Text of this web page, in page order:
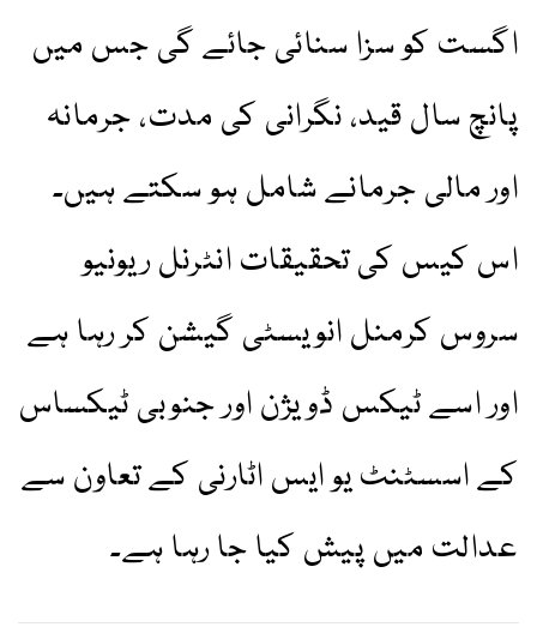
اگست کو سزا سنائی جائے گی جس میں
پانچ سال قید، نگرانی کی مدت، جرمانہ
اور مالی جرمانے شامل ہو سکتے ہیں۔
اس کیس کی تحقیقات انٹرنل ریونیو
سروس کرمنل انویسٹی گیشن کر رہا ہے
اور اسے ٹیکس ڈویژن اور جنوبی ٹیکساس
کے اسسٹنٹ یو ایس اٹارنی کے تعاون سے
عدالت میں پیش کیا جا رہا ہے۔